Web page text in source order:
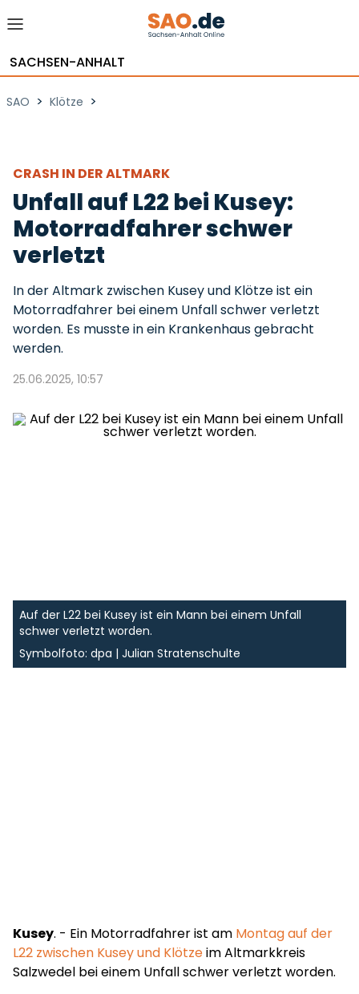
SACHSEN-ANHALT
SAO > Klötze >
CRASH IN DER ALTMARK
Unfall auf L22 bei Kusey:
Motorradfahrer schwer
verletzt
In der Altmark zwischen Kusey und Klötze ist ein
Motorradfahrer bei einem Unfall schwer verletzt
worden. Es musste in ein Krankenhaus gebracht
werden.
25.06.2025, 10:57
Auf der L22 bei Kusey ist ein Mann bei einem Unfall
schwer verletzt worden.
Symbolfoto: dpa | Julian Stratenschulte
Kusey. - Ein Motorradfahrer ist am Montag auf der
L22 zwischen Kusey und Klötzeim Altmarkkreis
Salzwedel bei einem Unfall schwer verletzt worden.